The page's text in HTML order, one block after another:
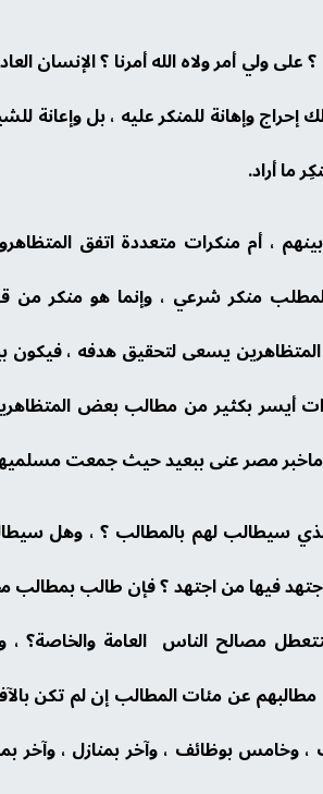
أمر ولاه الله أمرنا ؟ الإنسان
وإهانة للمنكر عليه ، بل وإعانة
ما أراد.
، أم منكرات متعددة اتفق
منكر شرعي ، وإنما هو منكر من
المتظاهرين يسعى لتحقيق هدفه ،
أيسر بكثير من مطالب بعض
مصر عنى ببعيد حيث جمعت مسلميها
الذي سيطالب لهم بالمطالب ؟ ، وهل
فيها من اجتهد ؟ فإن طالب
مصالح الناس العامة والخاصة؟
مطالبهم عن مئات المطالب إن لم تكن
وخامس بوظائف ، وآخر بمنازل ، وآخر